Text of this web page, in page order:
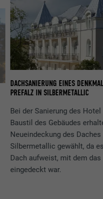
DACHSANIERUNG EINES
PREFALZ IN SILBERMETALLIC
Bei der Sanierung des
Baustil des Gebäudes
Neueindeckung des Daches
Silbermetallic gewählt, da
Dach aufweist, mit dem
eingedeckt war.